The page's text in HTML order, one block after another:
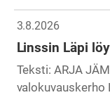
3.8.2026
Linssin Läpi
Teksti: ARJA
valokuvauskerho